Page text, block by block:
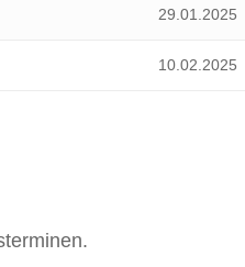
29.01.2025
10.02.2025